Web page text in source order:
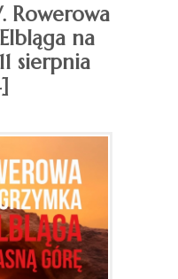
Rowerowa
na
sierpnia